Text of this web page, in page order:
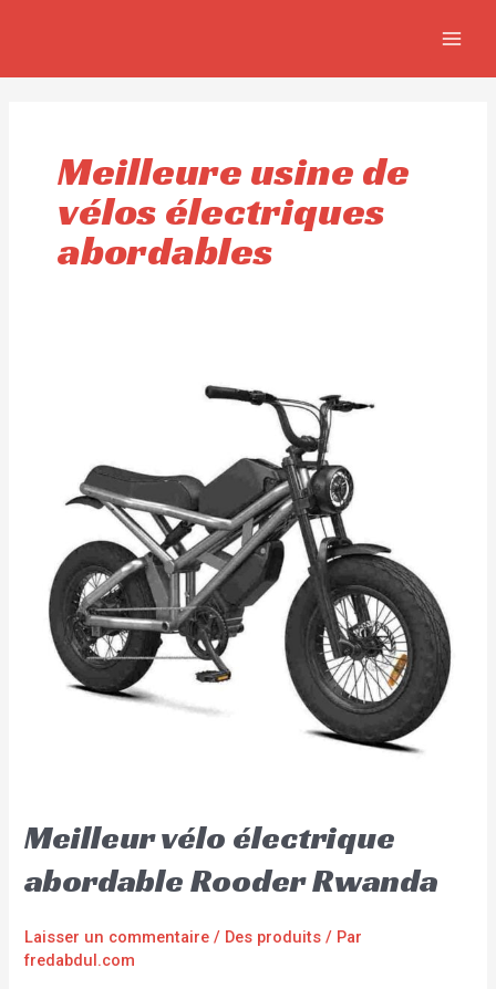
Meilleure usine de
vélos électriques
abordables
Meilleur vélo électrique
abordable Rooder Rwanda
Laisser un commentaire / Des produits / Par
fredabdul.com